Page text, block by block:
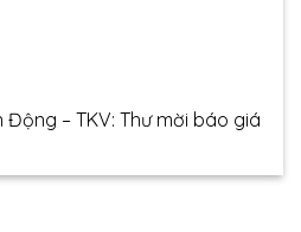
Động – TKV: Thư mời báo giá